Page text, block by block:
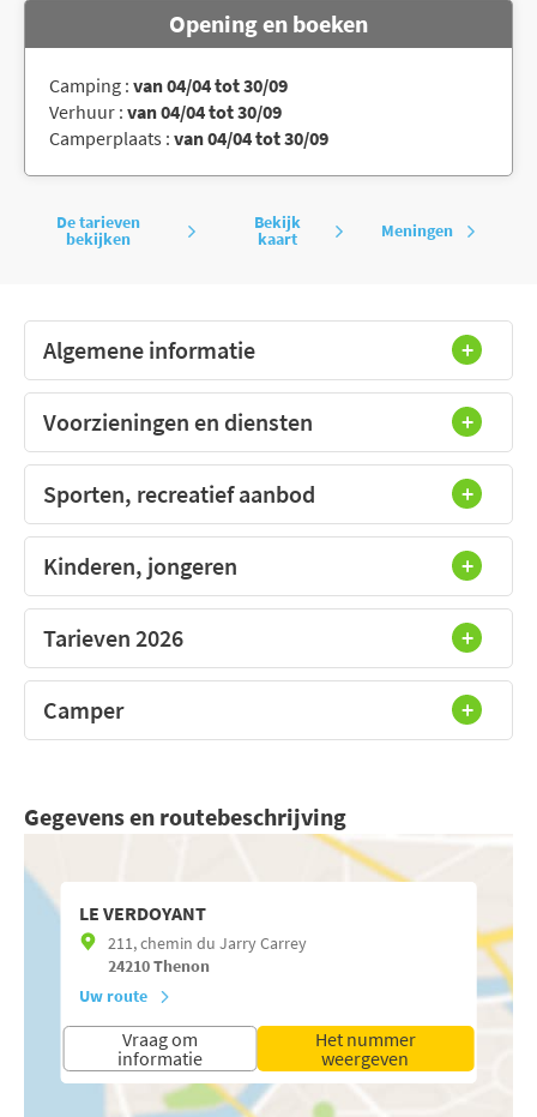
Opening en boeken
Camping : van 04/04 tot 30/09
Verhuur : van 04/04 tot 30/09
Camperplaats : van 04/04 tot 30/09
De tarieven
bekijken
Bekijk
kaart Meningen
Algemene informatie
Voorzieningen en diensten
Sporten, recreatief aanbod
Kinderen, jongeren
Tarieven 2026
Camper
Gegevens en routebeschrijving
LE VERDOYANT
211, chemin du Jarry Carrey
24210Thenon
Uw route
Vraag om
informatie
Het nummer
weergeven